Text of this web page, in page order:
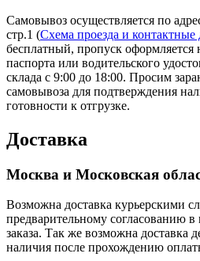
Самовывоз осуществляется по
стр.1 (Схема проезда и контактные
бесплатный, пропуск оформляется
паспорта или водительского
склада с 9:00 до 18:00. Просим
самовывоза для подтверждения
готовности к отгрузке.
Доставка
Москва и Московская
Возможна доставка курьерскими
предварительному согласованию
заказа. Так же возможна доставка
наличия после прохождению